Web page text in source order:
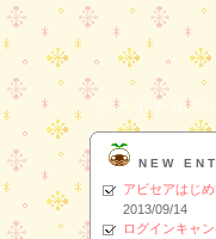
ファイナルフ
NEW
アビセアはじ
2013/09/14
ログインキャ